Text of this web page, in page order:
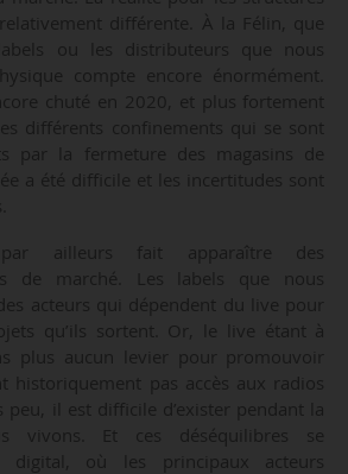
différente. À la Félin, que
ou les distributeurs que nous
compte encore énormément.
chuté en 2020, et plus fortement
différents confinements qui se sont
par la fermeture des magasins de
a été difficile et les incertitudes sont
ailleurs fait apparaître des
de marché. Les labels que nous
acteurs qui dépendent du live pour
qu’ils sortent. Or, le live étant à
plus aucun levier pour promouvoir
historiquement pas accès aux radios
peu, il est difficile d’exister pendant la
vivons. Et ces déséquilibres se
digital, où les principaux acteurs